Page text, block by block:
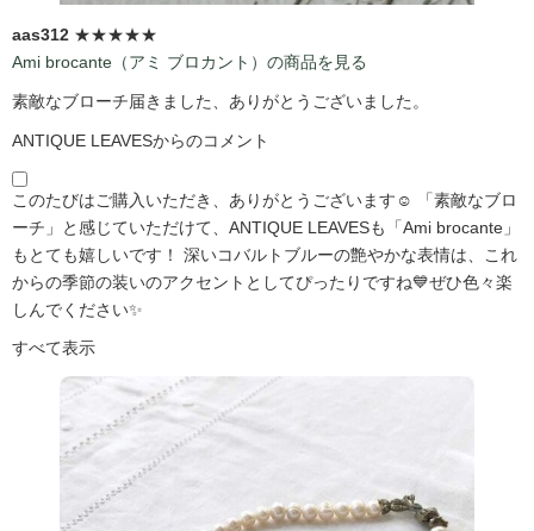
aas312 ★★★★★
Ami brocante（アミ ブロカント）の商品を見る
素敵なブローチ届きました、ありがとうございました。
ANTIQUE LEAVESからのコメント
このたびはご購入いただき、ありがとうございます☺️ 「素敵なブロ
ーチ」と感じていただけて、ANTIQUE LEAVESも「Ami brocante」
もとても嬉しいです！ 深いコバルトブルーの艶やかな表情は、これ
からの季節の装いのアクセントとしてぴったりですね💙ぜひ色々楽
しんでください✨
すべて表示